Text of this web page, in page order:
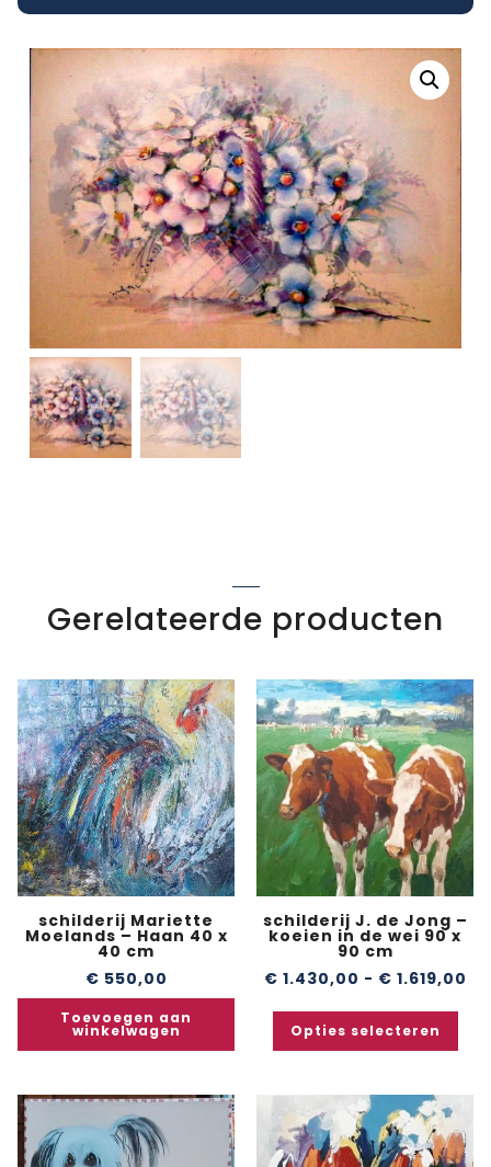
Gerelateerde producten
schilderij Mariette
Moelands – Haan 40 x
40 cm
€ 550,00
Toevoegen aan
winkelwagen
schilderij J. de Jong –
koeien in de wei 90 x
90 cm
€ 1.430,00 - € 1.619,00
Opties selecteren